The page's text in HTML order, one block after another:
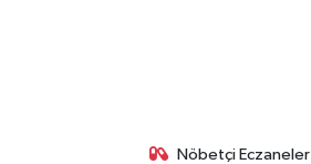
Nöbetçi Eczaneler